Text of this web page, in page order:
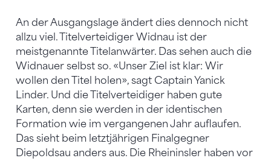
An der Ausgangslage ändert dies dennoch nicht
allzu viel. Titelverteidiger Widnau ist der
meistgenannte Titelanwärter. Das sehen auch die
Widnauer selbst so. «Unser Ziel ist klar: Wir
wollen den Titel holen», sagt Captain Yanick
Linder. Und die Titelverteidiger haben gute
Karten, denn sie werden in der identischen
Formation wie im vergangenen Jahr auflaufen.
Das sieht beim letztjährigen Finalgegner
Diepoldsau anders aus. Die Rheininsler haben vor